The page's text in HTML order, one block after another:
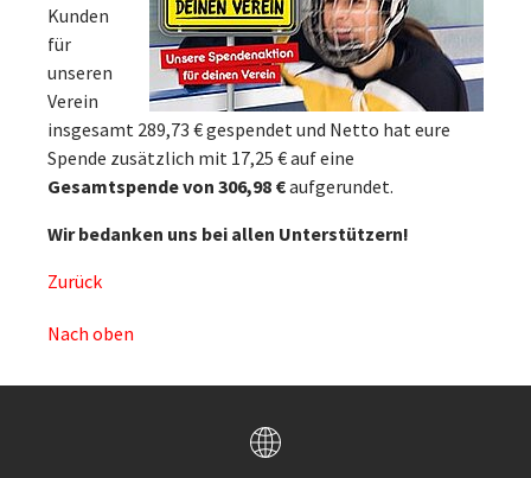
Kunden
für
unseren
Verein
insgesamt 289,73 € gespendet und Netto hat eure
Spende zusätzlich mit 17,25 € auf eine
Gesamtspende von 306,98 €aufgerundet.
Wir bedanken uns bei allen Unterstützern!
Zurück
Nach oben